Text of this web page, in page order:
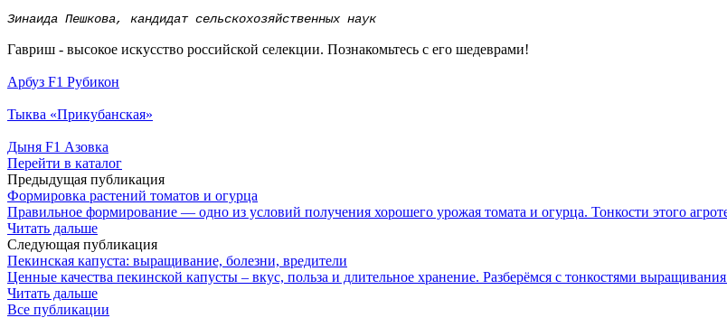
Зинаида Пешкова, кандидат сельскохозяйственных наук
Гавриш - высокое искусство российской селекции. Познакомьтесь с его шедеврами!
Арбуз F1 Рубикон
Тыква «Прикубанская»
Дыня F1 Азовка
Перейти в каталог
Предыдущая публикация
Формировка растений томатов и огурца
Правильное формирование — одно из условий получения хорошего урожая томата и огурца. Тонкости этого
Читать дальше
Следующая публикация
Пекинская капуста: выращивание, болезни, вредители
Ценные качества пекинской капусты – вкус, польза и длительное хранение. Разберёмся с тонкостями
Читать дальше
Все публикации